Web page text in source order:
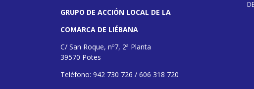
GRUPO DE ACCIÓN LOCAL DE LA
COMARCA DE LIÉBANA
C/ San Roque, nº7, 2ª Planta
39570 Potes
Teléfono: 942 730 726 / 606 318 720